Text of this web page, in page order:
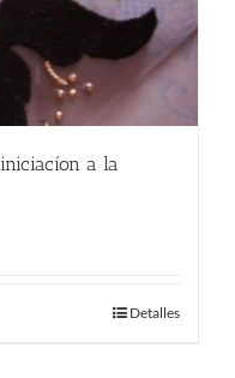
a la
Detalles